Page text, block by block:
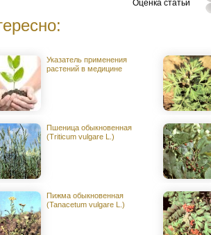
Оценка статьи
Указатель применения
растений в медицине
Пшеница обыкновенная
(Triticum vulgare L.)
Пижма обыкновенная
(Tanacetum vulgare L.)